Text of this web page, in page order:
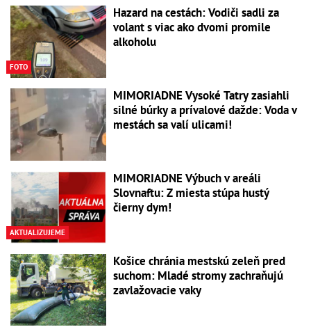
FOTO
Hazard na cestách: Vodiči sadli za
volant s viac ako dvomi promile
alkoholu
MIMORIADNE Vysoké Tatry zasiahli
silné búrky a prívalové dažde: Voda v
mestách sa valí ulicami!
AKTUALIZUJEME
MIMORIADNE Výbuch v areáli
Slovnaftu: Z miesta stúpa hustý
čierny dym!
Košice chránia mestskú zeleň pred
suchom: Mladé stromy zachraňujú
zavlažovacie vaky